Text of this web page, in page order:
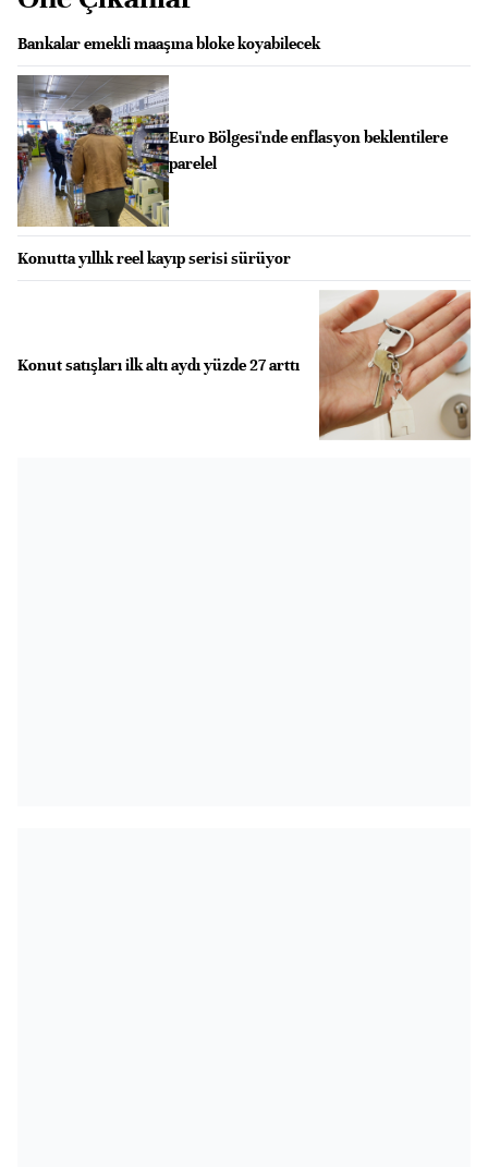
Bankalar emekli maaşına bloke koyabilecek
Euro Bölgesi'nde enflasyon beklentilere
parelel
Konutta yıllık reel kayıp serisi sürüyor
Konut satışları ilk altı aydı yüzde 27 arttı